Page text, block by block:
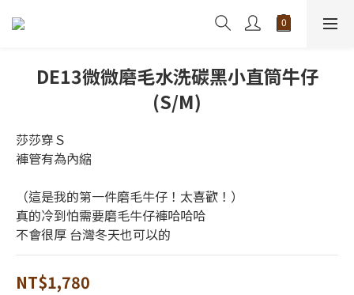
DE13微微磨毛水洗碳黑小直筒牛仔
(S/M)
莎莎穿Ｓ
褲管有為內縮
（這是我的第一件磨毛牛仔！太喜歡！）
真的冷到怕需要磨毛牛仔褲哈哈哈
不會很厚 台灣冬天也可以的
NT$1,780